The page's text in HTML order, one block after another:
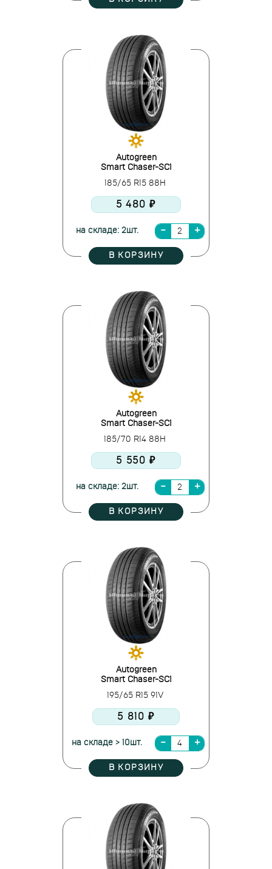
Autogreen
Smart Chaser-SC1
185/65 R15 88H
5 480 ₽
на складе: 2шт.
В КОРЗИНУ
Autogreen
Smart Chaser-SC1
185/70 R14 88H
5 550 ₽
на складе: 2шт.
В КОРЗИНУ
Autogreen
Smart Chaser-SC1
195/65 R15 91V
5 810 ₽
на складе > 10шт.
В КОРЗИНУ